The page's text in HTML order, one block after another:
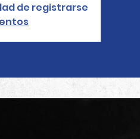
de registrarse